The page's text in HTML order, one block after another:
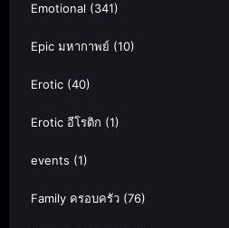
Emotional (341)
Epic มหากาพย์ (10)
Erotic (40)
Erotic อีโรติก (1)
events (1)
Family ครอบครัว (76)